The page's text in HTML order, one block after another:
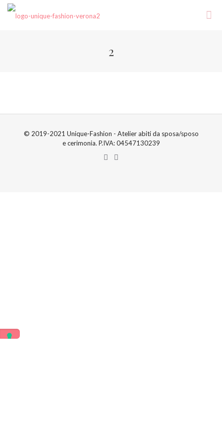
2
© 2019-2021 Unique-Fashion - Atelier abiti da sposa/sposo
e cerimonia. P.IVA: 04547130239